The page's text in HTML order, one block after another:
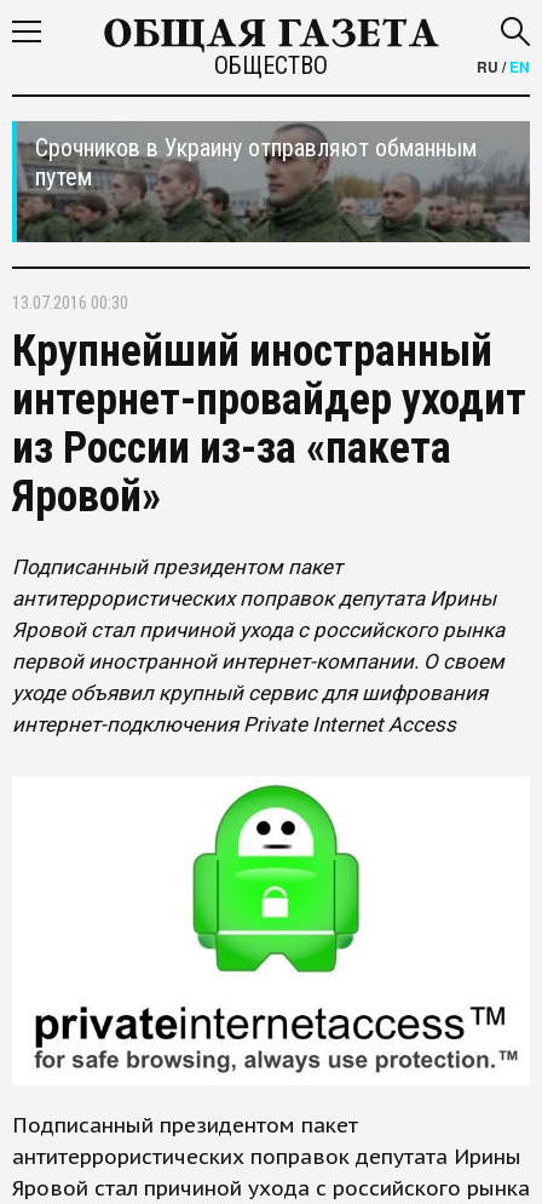
ОБЩЕСТВО RU /EN
Срочников в Украину отправляют обманным
путем
13.07.2016 00:30
Крупнейший иностранный
интернет-провайдер уходит
из России из-за «пакета
Яровой»
Подписанный президентом пакет
антитеррористических поправок депутата Ирины
Яровой стал причиной ухода с российского рынка
первой иностранной интернет-компании. О своем
уходе объявил крупный сервис для шифрования
интернет-подключения Private Internet Access
Подписанный президентом пакет
антитеррористических поправок депутата Ирины
Яровой стал причиной ухода с российского рынка